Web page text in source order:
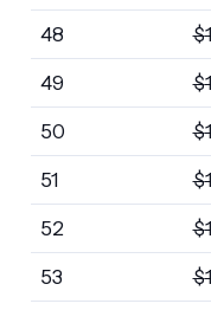
48 $
49 $
50 $
51 $
52 $
53 $